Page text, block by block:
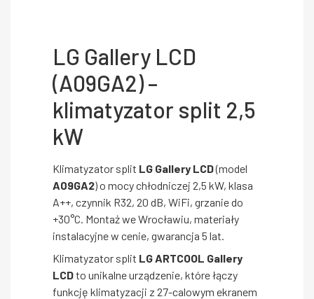
LG Gallery LCD
(A09GA2) –
klimatyzator split 2,5
kW
Klimatyzator split LG Gallery LCD(model
A09GA2) o mocy chłodniczej 2,5 kW, klasa
A++, czynnik R32, 20 dB, WiFi, grzanie do
+30°C. Montaż we Wrocławiu, materiały
instalacyjne w cenie, gwarancja 5 lat.
Klimatyzator split LG ARTCOOL Gallery
LCDto unikalne urządzenie, które łączy
funkcję klimatyzacji z 27-calowym ekranem